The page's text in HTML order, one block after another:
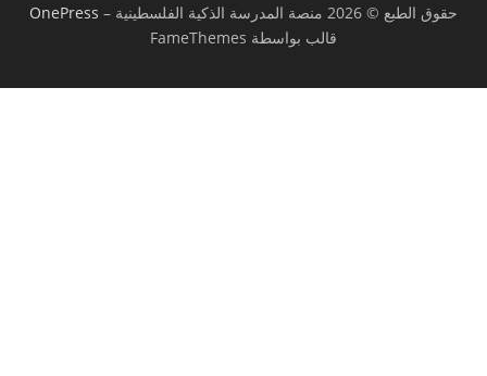
حقوق الطبع © 2026 منصة المدرسة الذكية الفلسطينية –
OnePress
قالب بواسطة FameThemes